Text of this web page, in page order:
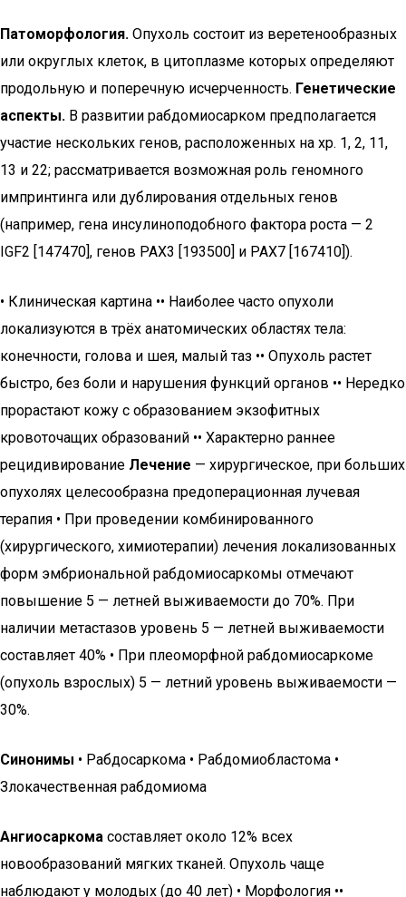
Патоморфология. Опухоль состоит из веретенообразных
или округлых клеток, в цитоплазме которых определяют
продольную и поперечную исчерченность. Генетические
аспекты. В развитии рабдомиосарком предполагается
участие нескольких генов, расположенных на хр. 1, 2, 11,
13 и 22; рассматривается возможная роль геномного
импринтинга или дублирования отдельных генов
(например, гена инсулиноподобного фактора роста — 2
IGF2 [147470], генов PAX3 [193500] и PAX7 [167410]).
• Клиническая картина •• Наиболее часто опухоли
локализуются в трёх анатомических областях тела:
конечности, голова и шея, малый таз •• Опухоль растет
быстро, без боли и нарушения функций органов •• Нередко
прорастают кожу с образованием экзофитных
кровоточащих образований •• Характерно раннее
рецидивирование Лечение — хирургическое, при больших
опухолях целесообразна предоперационная лучевая
терапия • При проведении комбинированного
(хирургического, химиотерапии) лечения локализованных
форм эмбриональной рабдомиосаркомы отмечают
повышение 5 — летней выживаемости до 70%. При
наличии метастазов уровень 5 — летней выживаемости
составляет 40% • При плеоморфной рабдомиосаркоме
(опухоль взрослых) 5 — летний уровень выживаемости —
30%.
Синонимы • Рабдосаркома • Рабдомиобластома •
Злокачественная рабдомиома
Ангиосаркома составляет около 12% всех
новообразований мягких тканей. Опухоль чаще
наблюдают у молодых (до 40 лет) • Морфология ••